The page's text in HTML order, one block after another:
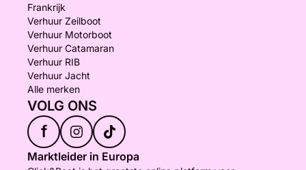
Frankrijk
Verhuur Zeilboot
Verhuur Motorboot
Verhuur Catamaran
Verhuur RIB
Verhuur Jacht
Alle merken
VOLG ONS
f
Marktleider in Europa